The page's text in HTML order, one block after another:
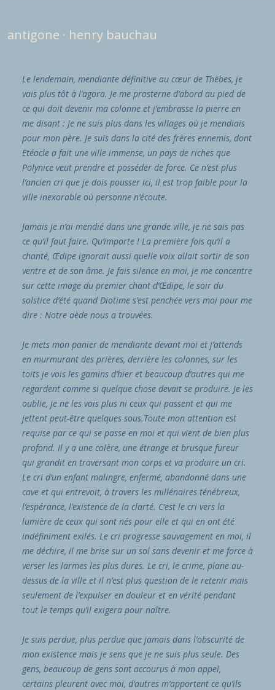
antigone · henry bauchau
Le lendemain, mendiante définitive au cœur de Thèbes, je
vais plus tôt à l’agora. Je me prosterne d’abord au pied de
ce qui doit devenir ma colonne et j’embrasse la pierre en
me disant : Je ne suis plus dans les villages où je mendiais
pour mon père. Je suis dans la cité des frères ennemis, dont
Etéocle a fait une ville immense, un pays de riches que
Polynice veut prendre et posséder de force. Ce n’est plus
l’ancien cri que je dois pousser ici, il est trop faible pour la
ville inexorable où personne n’écoute.
Jamais je n’ai mendié dans une grande ville, je ne sais pas
ce qu’il faut faire. Qu’importe ! La première fois qu’il a
chanté, Œdipe ignorait aussi quelle voix allait sortir de son
ventre et de son âme. Je fais silence en moi, je me concentre
sur cette image du premier chant d’Œdipe, le soir du
solstice d’été quand Diotime s’est penchée vers moi pour me
dire : Notre aède nous a trouvées.
Je mets mon panier de mendiante devant moi et j’attends
en murmurant des prières, derrière les colonnes, sur les
toits je vois les gamins d’hier et beaucoup d’autres qui me
regardent comme si quelque chose devait se produire. Je les
oublie, je ne les vois plus ni ceux qui passent et qui me
jettent peut-être quelques sous.Toute mon attention est
requise par ce qui se passe en moi et qui vient de bien plus
profond. Il y a une colère, une étrange et brusque fureur
qui grandit en traversant mon corps et va produire un cri.
Le cri d’un enfant malingre, enfermé, abandonné dans une
cave et qui entrevoit, à travers les millénaires ténébreux,
l’espérance, l’existence de la clarté. C’est le cri vers la
lumière de ceux qui sont nés pour elle et qui en ont été
indéfiniment exilés. Le cri progresse sauvagement en moi, il
me déchire, il me brise sur un sol sans devenir et me force à
verser les larmes les plus dures. Le cri, le crime, plane au-
dessus de la ville et il n’est plus question de le retenir mais
seulement de l’expulser en douleur et en vérité pendant
tout le temps qu’il exigera pour naître.
Je suis perdue, plus perdue que jamais dans l’obscurité de
mon existence mais je sens que je ne suis plus seule. Des
gens, beaucoup de gens sont accourus à mon appel,
certains pleurent avec moi, d’autres m’apportent ce qu’ils